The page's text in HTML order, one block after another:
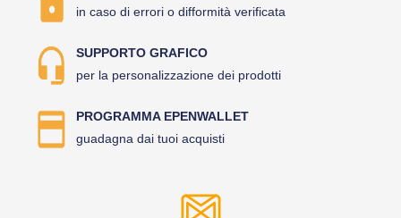
in caso di errori o difformità verificata
SUPPORTO GRAFICO
per la personalizzazione dei prodotti
PROGRAMMA EPENWALLET
guadagna dai tuoi acquisti